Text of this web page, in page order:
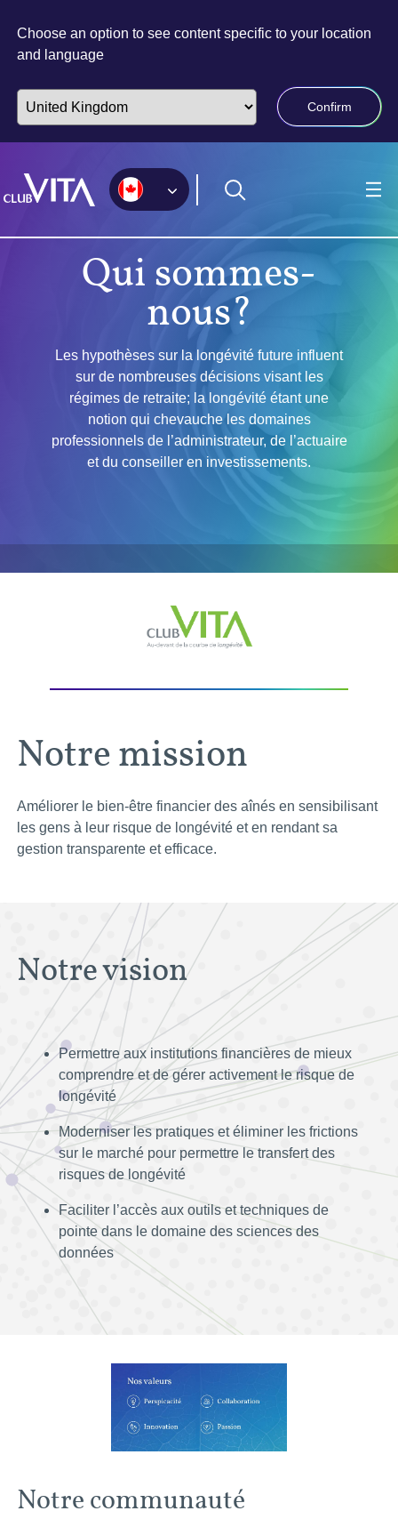
plan
site
d’accessibilité
contenu
Choose an option to see content specific to your location
and language
Confirm
Qui sommes-
nous?
Les hypothèses sur la longévité future influent
sur de nombreuses décisions visant les
régimes de retraite; la longévité étant une
notion qui chevauche les domaines
professionnels de l’administrateur, de l’actuaire
et du conseiller en investissements.
Notre mission
Améliorer le bien-être financier des aînés en sensibilisant
les gens à leur risque de longévité et en rendant sa
gestion transparente et efficace.
Notre vision
Permettre aux institutions financières de mieux
comprendre et de gérer activement le risque de
longévité
Moderniser les pratiques et éliminer les frictions
sur le marché pour permettre le transfert des
risques de longévité
Faciliter l’accès aux outils et techniques de
pointe dans le domaine des sciences des
données
Notre communauté